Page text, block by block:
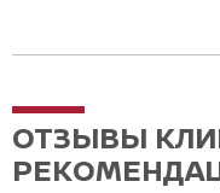
ОТЗЫВЫ